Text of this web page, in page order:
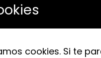
cookies. Si te